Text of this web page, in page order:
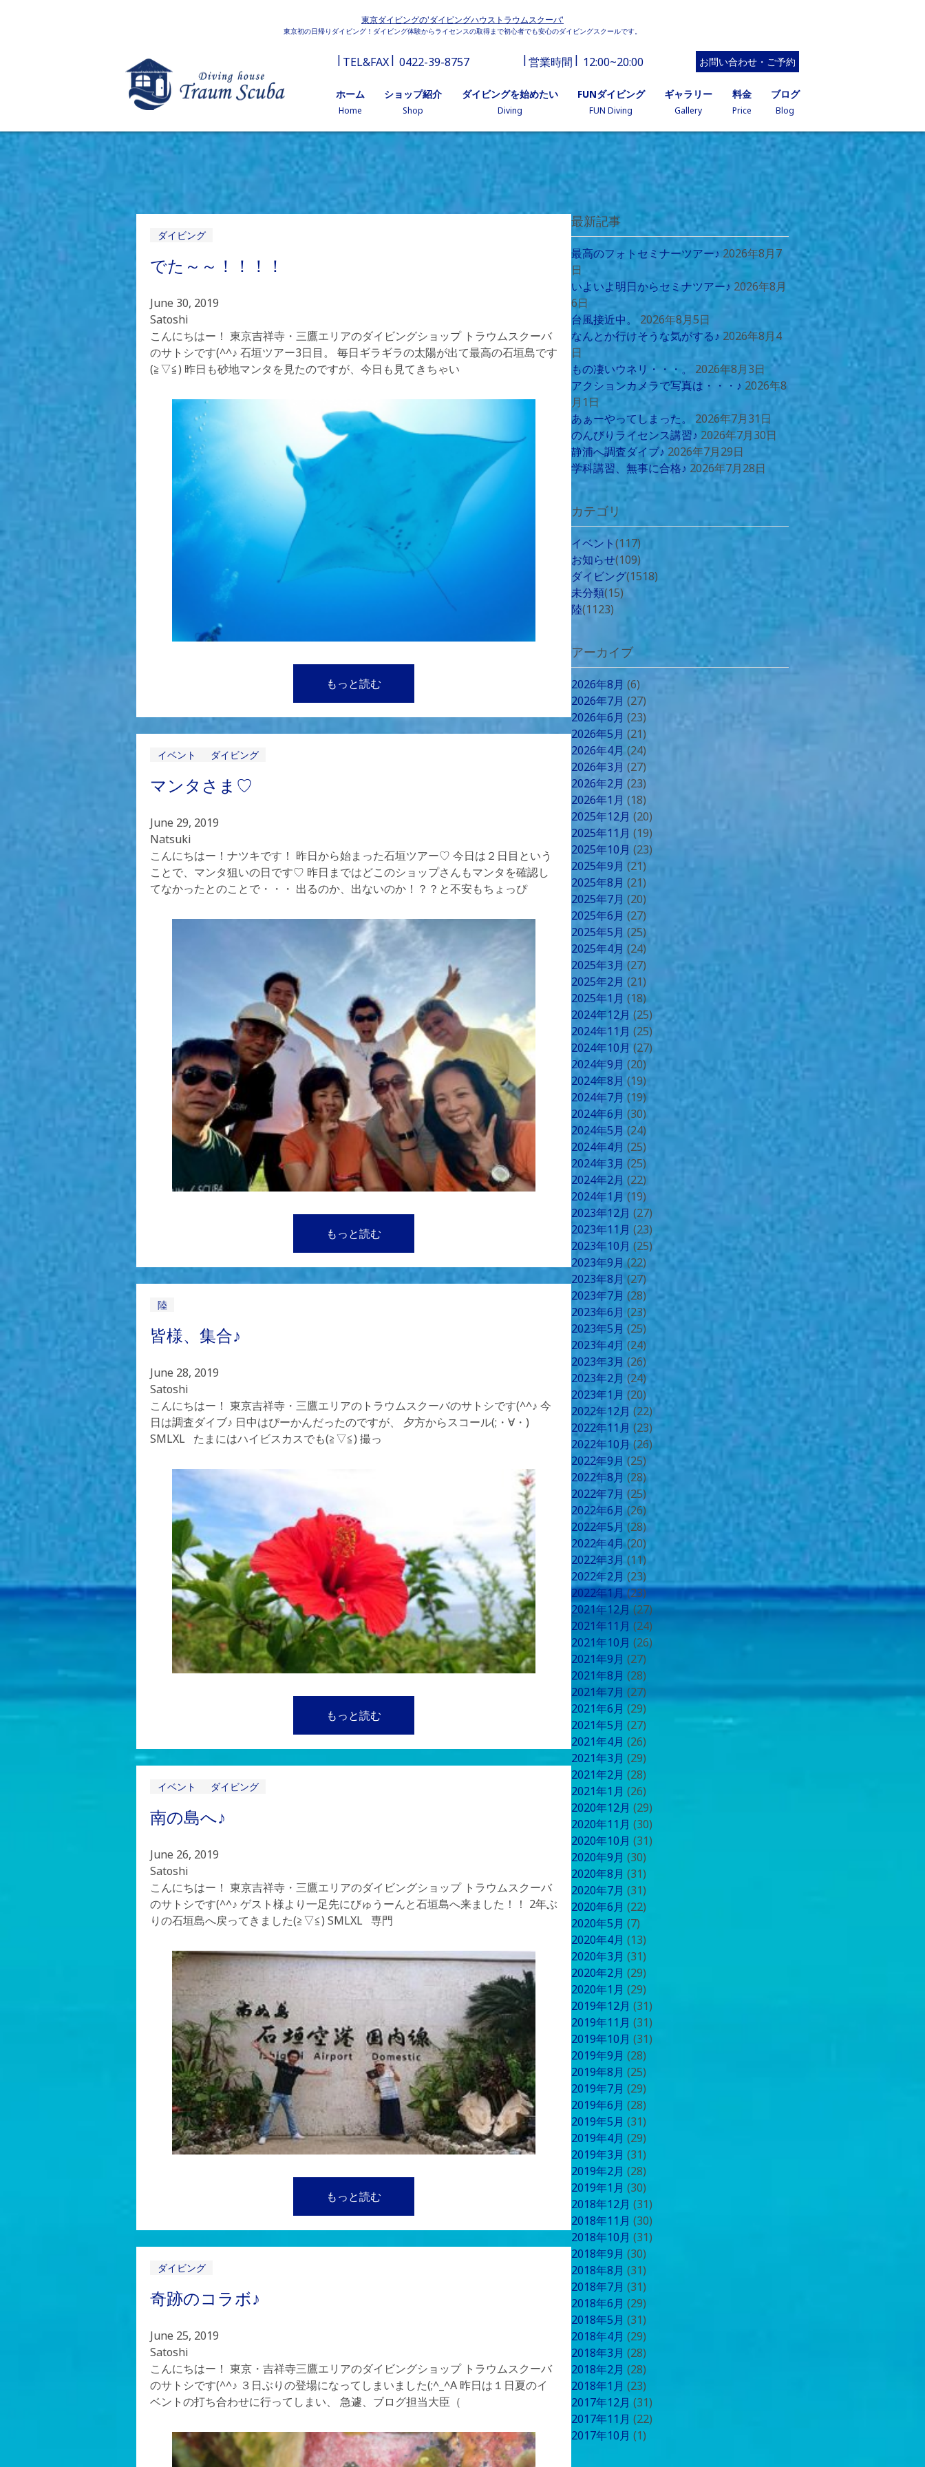
東京ダイビングの'ダイビングハウストラウムスクーバ'
東京初の日帰りダイビング！ダイビング体験からライセンスの取得まで初心者でも安心のダイビングスクールです。
TEL&FAX 0422-39-8757 営業時間 12:00~20:00 お問い合わせ・ご予約
ホーム
Home
ショップ紹介
Shop
ダイビングを始めたい
Diving
FUNダイビング
FUN Diving
ギャラリー
Gallery
料金
Price
ブログ
Blog
ダイビング
でた～～！！！！
June 30, 2019
Satoshi
こんにちはー！ 東京吉祥寺・三鷹エリアのダイビングショップ トラウムスクーバ
のサトシです(^^♪ 石垣ツアー3日目。 毎日ギラギラの太陽が出て最高の石垣島です
(≧▽≦) 昨日も砂地マンタを見たのですが、今日も見てきちゃい
もっと読む
イベント ダイビング
マンタさま♡
June 29, 2019
Natsuki
こんにちはー！ナツキです！ 昨日から始まった石垣ツアー♡ 今日は２日目という
ことで、マンタ狙いの日です♡ 昨日まではどこのショップさんもマンタを確認し
てなかったとのことで・・・ 出るのか、出ないのか！？？と不安もちょっぴ
もっと読む
陸
皆様、集合♪
June 28, 2019
Satoshi
こんにちはー！ 東京吉祥寺・三鷹エリアのトラウムスクーバのサトシです(^^♪ 今
日は調査ダイブ♪ 日中はぴーかんだったのですが、 夕方からスコール(;・∀・) ​​
SMLXL たまにはハイビスカスでも(≧▽≦) 撮っ
もっと読む
イベント ダイビング
南の島へ♪
June 26, 2019
Satoshi
こんにちはー！ 東京吉祥寺・三鷹エリアのダイビングショップ トラウムスクーバ
のサトシです(^^♪ ゲスト様より一足先にびゅうーんと石垣島へ来ました！！ 2年ぶ
りの石垣島へ戻ってきました(≧▽≦) ​​SMLXL 専門
もっと読む
ダイビング
奇跡のコラボ♪
June 25, 2019
Satoshi
こんにちはー！ 東京・吉祥寺三鷹エリアのダイビングショップ トラウムスクーバ
のサトシです(^^♪ ３日ぶりの登場になってしまいました(;^_^A 昨日は１日夏のイ
ベントの打ち合わせに行ってしまい、 急遽、ブログ担当大臣（
最新記事
最高のフォトセミナーツアー♪ 2026年8月7
日
いよいよ明日からセミナツアー♪ 2026年8月
6日
台風接近中。 2026年8月5日
なんとか行けそうな気がする♪ 2026年8月4
日
もの凄いウネリ・・・。
2026年8月3日
アクションカメラで写真は・・・♪ 2026年8
月1日
あぁーやってしまった。
2026年7月31日
のんびりライセンス講習♪ 2026年7月30日
静浦へ調査ダイブ♪ 2026年7月29日
学科講習、無事に合格♪ 2026年7月28日
カテゴリ
イベント(117)
お知らせ(109)
ダイビング(1518)
未分類(15)
陸(1123)
アーカイブ
2026年8月 (6)
2026年7月 (27)
2026年6月 (23)
2026年5月 (21)
2026年4月 (24)
2026年3月 (27)
2026年2月 (23)
2026年1月 (18)
2025年12月 (20)
2025年11月 (19)
2025年10月 (23)
2025年9月 (21)
2025年8月 (21)
2025年7月 (20)
2025年6月 (27)
2025年5月 (25)
2025年4月 (24)
2025年3月 (27)
2025年2月 (21)
2025年1月 (18)
2024年12月 (25)
2024年11月 (25)
2024年10月 (27)
2024年9月 (20)
2024年8月 (19)
2024年7月 (19)
2024年6月 (30)
2024年5月 (24)
2024年4月 (25)
2024年3月 (25)
2024年2月 (22)
2024年1月 (19)
2023年12月 (27)
2023年11月 (23)
2023年10月 (25)
2023年9月(22)
2023年8月 (27)
2023年7月 (28)
2023年6月 (23)
2023年5月 (25)
2023年4月 (24)
2023年3月 (26)
2023年2月 (24)
2023年1月 (20)
2022年12月 (22)
2022年11月 (23)
2022年10月 (26)
2022年9月 (25)
2022年8月 (28)
2022年7月 (25)
2022年6月 (26)
2022年5月 (28)
2022年4月(20)
2022年3月 (11)
2022年2月 (23)
2022年1月(23)
2021年12月 (27)
2021年11月 (24)
2021年10月 (26)
2021年9月 (27)
2021年8月 (28)
2021年7月 (27)
2021年6月 (29)
2021年5月 (27)
2021年4月 (26)
2021年3月 (29)
2021年2月 (28)
2021年1月 (26)
2020年12月 (29)
2020年11月 (30)
2020年10月 (31)
2020年9月 (30)
2020年8月 (31)
2020年7月 (31)
2020年6月 (22)
2020年5月 (7)
2020年4月 (13)
2020年3月 (31)
2020年2月 (29)
2020年1月 (29)
2019年12月 (31)
2019年11月 (31)
2019年10月 (31)
2019年9月 (28)
2019年8月 (25)
2019年7月 (29)
2019年6月 (28)
2019年5月 (31)
2019年4月 (29)
2019年3月 (31)
2019年2月 (28)
2019年1月 (30)
2018年12月 (31)
2018年11月 (30)
2018年10月 (31)
2018年9月 (30)
2018年8月 (31)
2018年7月 (31)
2018年6月 (29)
2018年5月 (31)
2018年4月 (29)
2018年3月 (28)
2018年2月 (28)
2018年1月 (23)
2017年12月 (31)
2017年11月 (22)
2017年10月 (1)